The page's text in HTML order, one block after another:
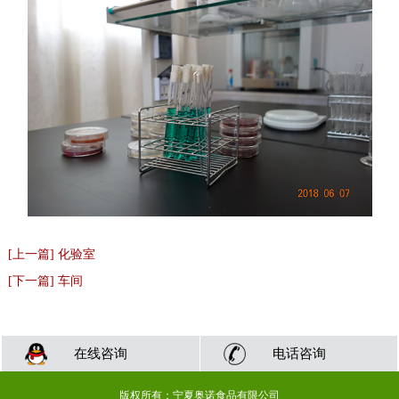
[上一篇] 化验室
[下一篇] 车间
在线咨询 电话咨询
版权所有：宁夏奥诺食品有限公司